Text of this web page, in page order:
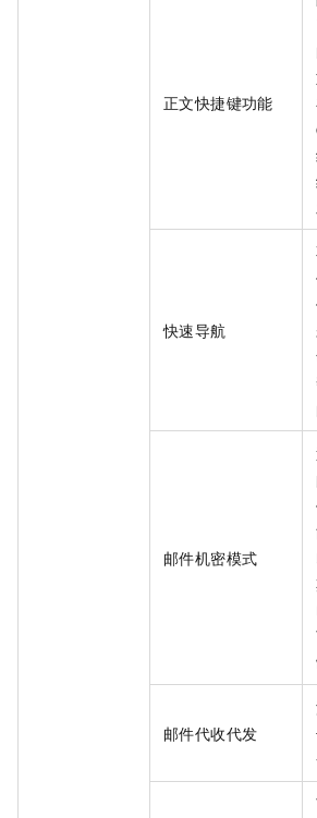
正文快捷键功能
快速导航
邮件机密模式
邮件代收代发